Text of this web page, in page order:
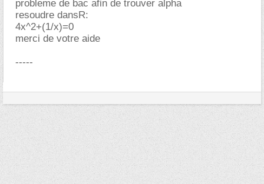
probleme de bac afin de trouver alpha
resoudre dansR:
4x^2+(1/x)=0
merci de votre aide
-----